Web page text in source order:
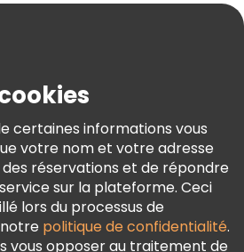
Mentions Légales
Cookies
certaines informations vous
votre nom et votre adresse
réservations et de répondre
sur la plateforme. Ceci
lors du processus de
politique de confidentialité.
vous opposer au traitement de